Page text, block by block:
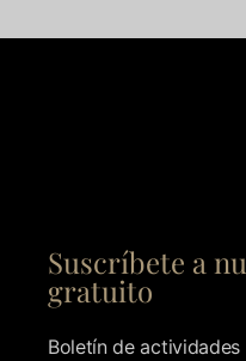
Suscríbete a
gratuito
Boletín de actividades